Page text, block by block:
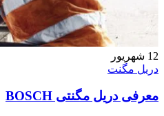
12 شهریور
دریل مگنت
معرفی دریل مگنتی BOSCH